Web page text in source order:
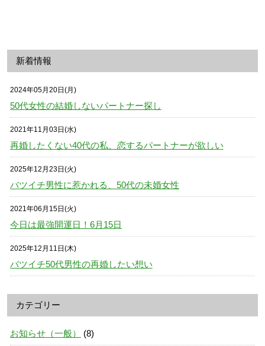
新着情報
2024年05月20日(月)
50代女性の結婚しないパートナー探し
2021年11月03日(水)
再婚したくない40代の私、恋するパートナーが欲しい
2025年12月23日(火)
バツイチ男性に惹かれる、50代の未婚女性
2021年06月15日(火)
今日は最強開運日！6月15日
2025年12月11日(木)
バツイチ50代男性の再婚したい想い
カテゴリー
お知らせ（一般） (8)